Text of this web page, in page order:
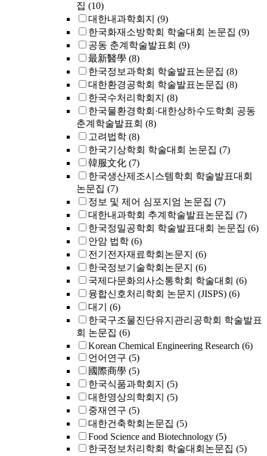
집 (10)
대한내과학회지 (9)
한국화재소방학회 학술대회 논문집 (9)
공동 춘계학술발표회 (9)
最新醫學 (8)
한국정보과학회 학술발표논문집 (8)
대한환경공학회 학술발표논문집 (8)
한국수처리학회지 (8)
한국물환경학회·대한상하수도학회 공동
춘계학술발표회 (8)
고려법학 (8)
한국기상학회 학술대회 논문집 (7)
韓服文化 (7)
한국생산제조시스템학회 학술발표대회
논문집 (7)
정보 및 제어 심포지엄 논문집 (7)
대한내과학회 추계학술발표논문집 (7)
한국정밀공학회 학술발표대회 논문집 (6)
안암 법학 (6)
전기전자재료학회논문지 (6)
한국정보기술학회논문지 (6)
국제다문화의사소통학회 학술대회 (6)
융합신호처리학회 논문지 (JISPS) (6)
대기
(6)
한국구조물진단유지관리공학회 학술발표
회 논문집 (6)
Korean Chemical Engineering Research (6)
언어연구 (5)
國際商學 (5)
한국식품과학회지 (5)
대한영상의학회지 (5)
중재연구 (5)
대한건축학회논문집 (5)
Food Science and Biotechnology (5)
한국정보처리학회 학술대회논문집 (5)